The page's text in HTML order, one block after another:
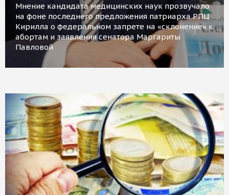
Мнение кандидата медицинских наук прозвучало
на фоне последнего предложения патриарха РПЦ
Кирилла о федеральном запрете на «склонение» к
абортам и заявления сенатора Маргариты
Павловой